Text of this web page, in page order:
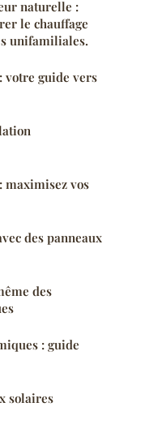
naturelle :
le chauffage
unifamiliales.
votre guide vers
maximisez vos
des panneaux
des
: guide
solaires